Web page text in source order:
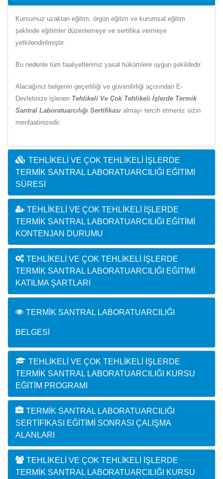
Kursumuz uzaktan eğitim, örgün eğitim ve kurumsal eğitim
şeklinde eğitimler düzenlemeye ve sertifika vermeye
yetkilendirilmiştir.
Bu nedenle tüm faaliyetlerimiz yasal hükümlere uygun şekildedir.
Alacağınız belgenin geçerliliği ve güvenilirliği açısından E-
Devletinize işlenen Tehlikeli Ve Çok Tehlikeli İşlerde Termik
Santral Laboratuarcılığı Sertifikası almayı tercih etmeniz sizin
menfaatinizedir.
TEHLIKELI VE ÇOK TEHLIKELI İŞLERDE
TERMIK SANTRAL LABORATUARCILIĞI EĞITIMI
SÜRESI
TEHLIKELI VE ÇOK TEHLIKELI İŞLERDE
TERMIK SANTRAL LABORATUARCILIĞI EĞITIMI
KONTENJAN DURUMU
TEHLIKELI VE ÇOK TEHLIKELI İŞLERDE
TERMIK SANTRAL LABORATUARCILIĞI EĞITIMI
KATILMA ŞARTLARI
TERMIK SANTRAL LABORATUARCILIĞI
BELGESI
TEHLIKELI VE ÇOK TEHLIKELI İŞLERDE
TERMIK SANTRAL LABORATUARCILIĞI KURSU
EĞITIM PROGRAMI
TERMIK SANTRAL LABORATUARCILIĞI
SERTIFIKASI EĞITIMI SONRASI ÇALIŞMA
ALANLARI
TEHLIKELI VE ÇOK TEHLIKELI İŞLERDE
TERMIK SANTRAL LABORATUARCILIĞI KURSU